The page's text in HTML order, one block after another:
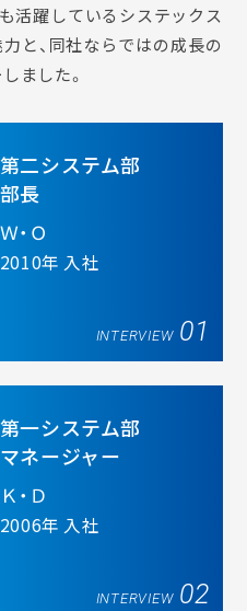
活躍しているシステックス
と、同社ならではの成長の
ました。
INTERVIEW 01
第二システム部
部長
Ｗ・Ｏ
2010年 入社
INTERVIEW 02
第一システム部
マネージャー
Ｋ・Ｄ
2006年 入社